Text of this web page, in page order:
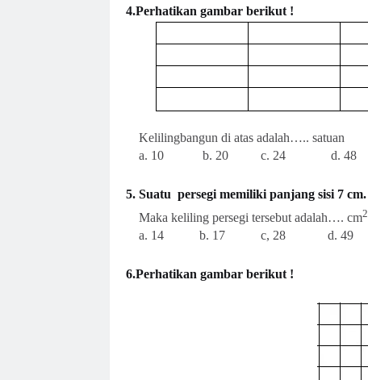
4.Perhatikan gambar berikut !
Kelilingbangun di atas adalah….. satuan
a. 10 b. 20 c. 24 d. 48
5. Suatu persegi memiliki panjang sisi 7 cm.
Maka keliling persegi tersebut adalah…. cm2
a. 14 b. 17 c, 28 d. 49
6.Perhatikan gambar berikut !